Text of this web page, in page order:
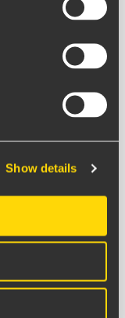
Show details